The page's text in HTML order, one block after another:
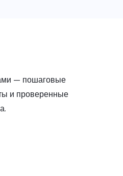
— пошаговые
и проверенные